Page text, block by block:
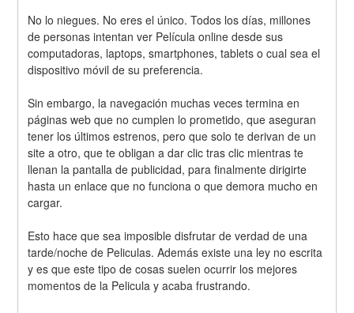
No lo niegues. No eres el único. Todos los días, millones
de personas intentan ver Película online desde sus
computadoras, laptops, smartphones, tablets o cual sea el
dispositivo móvil de su preferencia.
Sin embargo, la navegación muchas veces termina en
páginas web que no cumplen lo prometido, que aseguran
tener los últimos estrenos, pero que solo te derivan de un
site a otro, que te obligan a dar clic tras clic mientras te
llenan la pantalla de publicidad, para finalmente dirigirte
hasta un enlace que no funciona o que demora mucho en
cargar.
Esto hace que sea imposible disfrutar de verdad de una
tarde/noche de Peliculas. Además existe una ley no escrita
y es que este tipo de cosas suelen ocurrir los mejores
momentos de la Pelicula y acaba frustrando.